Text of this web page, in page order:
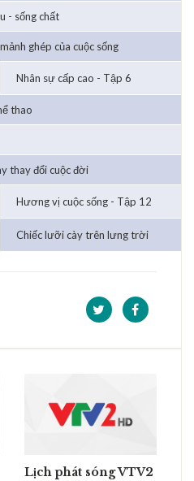
- sống chất
ghép của cuộc sống
Nhân sự cấp cao - Tập 6
thao
thay đổi cuộc đời
Hương vị cuộc sống - Tập 12
Chiếc lưỡi cày trên lưng trời
Lịch phát sóng VTV2